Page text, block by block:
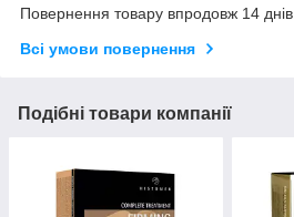
Повернення товару впродовж 14
Всі умови повернення
Подібні товари компанії